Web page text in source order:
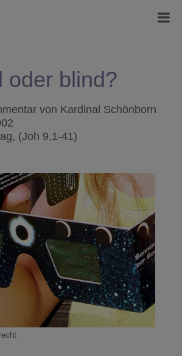
oder blind?
von Kardinal Schönborn
(Joh 9,1-41)